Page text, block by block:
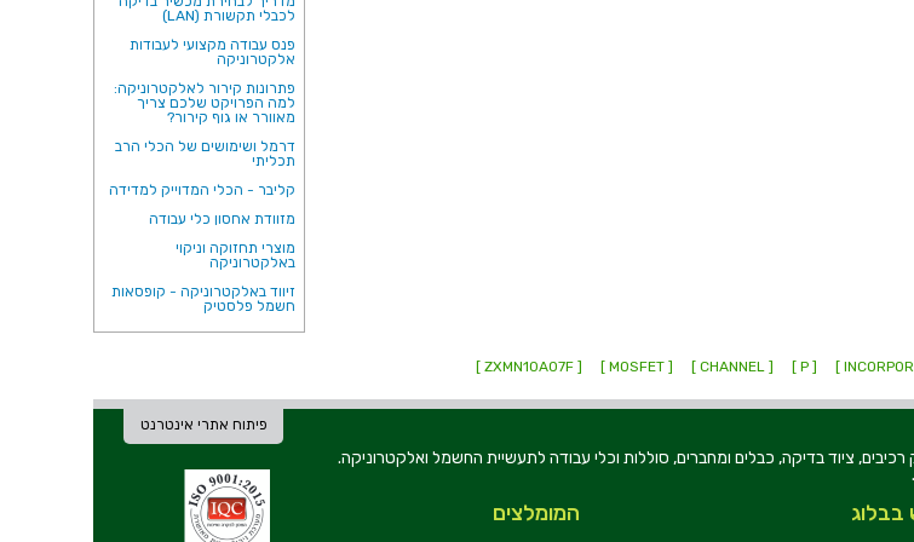
לכבלי תקשורת (LAN)
פנס עבודה מקצועי לעבודות
אלקטרוניקה
פתרונות קירור לאלקטרוניקה:
למה הפרויקט שלכם צריך
מאוורר או גוף קירור?
דרמל ושימושים של הכלי הרב
תכליתי
קליבר - הכלי המדוייק למדידה
מזוודת אחסון כלי עבודה
מוצרי תחזוקה וניקוי
באלקטרוניקה
זיווד באלקטרוניקה - קופסאות
חשמל פלסטיק
[ P ]
[ CHANNEL ]
[ MOSFET ]
[ ZXMN10A07F ]
פיתוח אתרי אינטרנט
ארצית בתחום יבוא ושיווק רכיבים, ציוד בדיקה, כבלים ומחברים, סוללות וכלי עבודה לתעשיית החשמל ואלקטרוניקה.
המומלצים